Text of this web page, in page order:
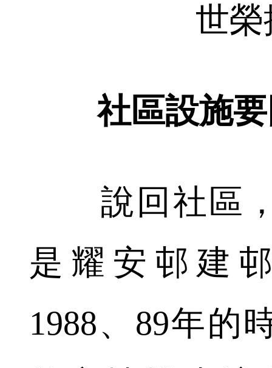
世
社區設施
說回社區，
是耀安邨建
1988、89年的